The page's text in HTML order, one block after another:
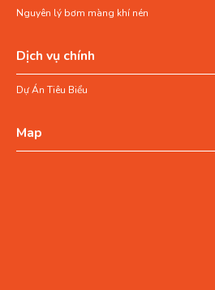
Nguyên lý bơm màng khí nén
Dịch vụ chính
Dự Án Tiêu Biểu
Map